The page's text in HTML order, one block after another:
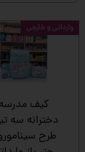
کیف مدرسه
دخترانه سه
طرح
وارداتی و خارجی